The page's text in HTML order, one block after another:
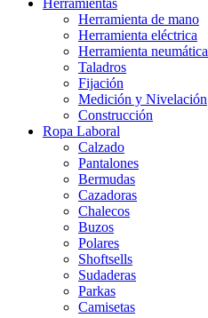
Herramientas
Herramienta de mano
Herramienta eléctrica
Herramienta neumática
Taladros
Fijación
Medición y Nivelación
Construcción
Ropa Laboral
Calzado
Pantalones
Bermudas
Cazadoras
Chalecos
Buzos
Polares
Shoftsells
Sudaderas
Parkas
Camisetas